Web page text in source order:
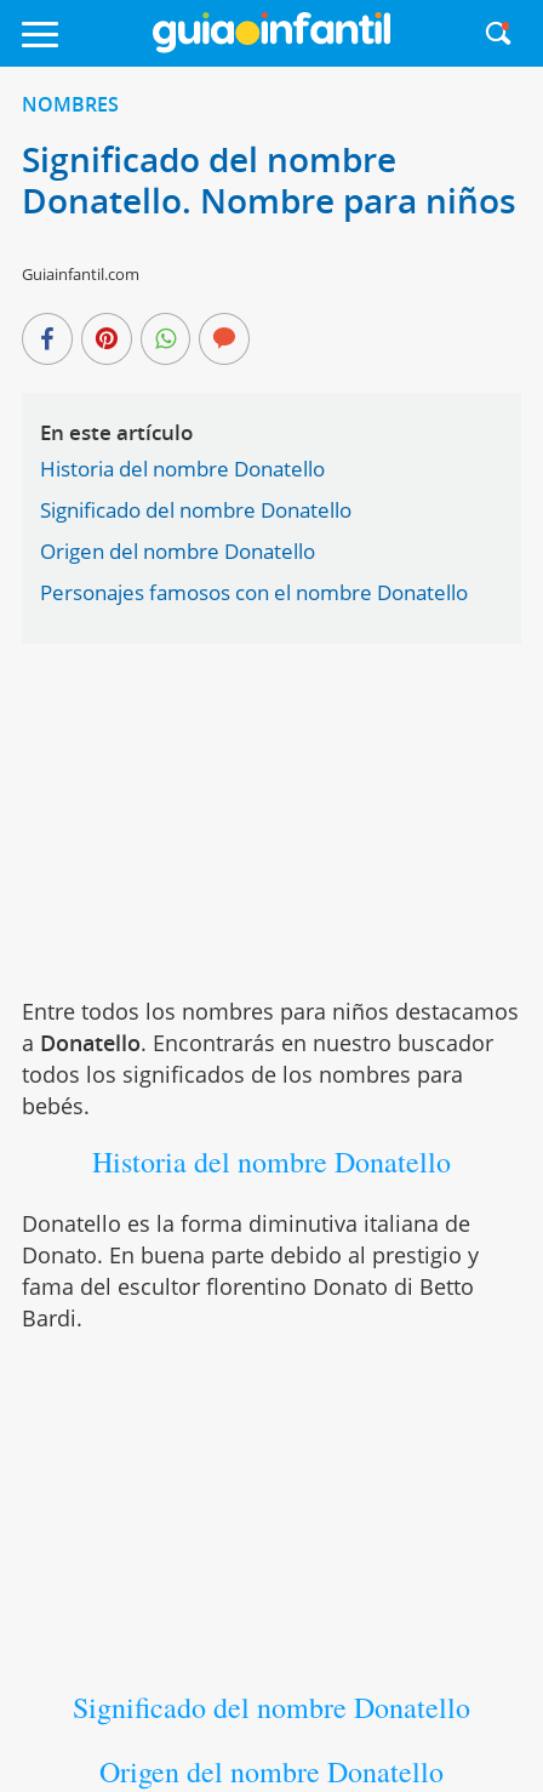
NOMBRES
Significado del nombre
Donatello. Nombre para niños
Guiainfantil.com
En este artículo
Historia del nombre Donatello
Significado del nombre Donatello
Origen del nombre Donatello
Personajes famosos con el nombre Donatello
Entre todos los nombres para niños destacamos
a Donatello. Encontrarás en nuestro buscador
todos los significados de los nombres para
bebés.
Historia del nombre Donatello
Donatello es la forma diminutiva italiana de
Donato. En buena parte debido al prestigio y
fama del escultor florentino Donato di Betto
Bardi.
Significado del nombre Donatello
Origen del nombre Donatello